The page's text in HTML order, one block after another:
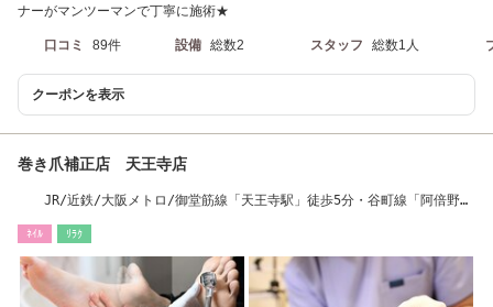
ナーがマンツーマンで丁寧に施術★
口コミ 89件 設備 総数2 スタッフ 総数1人
クーポンを表示
巻き爪補正店 天王寺店
JR/近鉄/大阪メトロ/御堂筋線「天王寺駅」徒歩5分・谷町線「阿倍野
ﾈｲﾙ ﾘﾗｸ